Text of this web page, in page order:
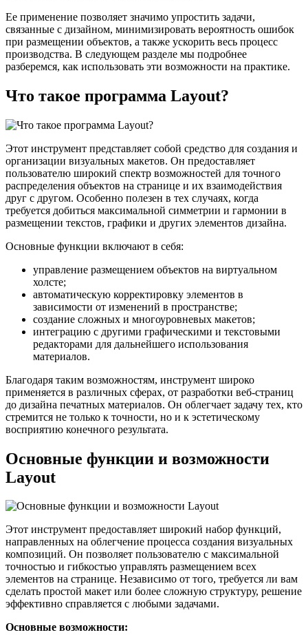
Ее применение позволяет значимо упростить задачи,
связанные с дизайном, минимизировать вероятность ошибок
при размещении объектов, а также ускорить весь процесс
производства. В следующем разделе мы подробнее
разберемся, как использовать эти возможности на практике.
Что такое программа Layout?
Этот инструмент представляет собой средство для создания и
организации визуальных макетов. Он предоставляет
пользователю широкий спектр возможностей для точного
распределения объектов на странице и их взаимодействия
друг с другом. Особенно полезен в тех случаях, когда
требуется добиться максимальной симметрии и гармонии в
размещении текстов, графики и других элементов дизайна.
Основные функции включают в себя:
управление размещением объектов на виртуальном
холсте;
автоматическую корректировку элементов в
зависимости от изменений в пространстве;
создание сложных и многоуровневых макетов;
интеграцию с другими графическими и текстовыми
редакторами для дальнейшего использования
материалов.
Благодаря таким возможностям, инструмент широко
применяется в различных сферах, от разработки веб-страниц
до дизайна печатных материалов. Он облегчает задачу тех, кто
стремится не только к точности, но и к эстетическому
восприятию конечного результата.
Основные функции и возможности
Layout
Этот инструмент предоставляет широкий набор функций,
направленных на облегчение процесса создания визуальных
композиций. Он позволяет пользователю с максимальной
точностью и гибкостью управлять размещением всех
элементов на странице. Независимо от того, требуется ли вам
сделать простой макет или более сложную структуру, решение
эффективно справляется с любыми задачами.
Основные возможности: